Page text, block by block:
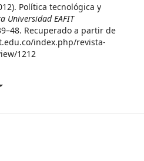
Política tecnológica y
Universidad EAFIT
Recuperado a partir de
index.php/revista-
1212